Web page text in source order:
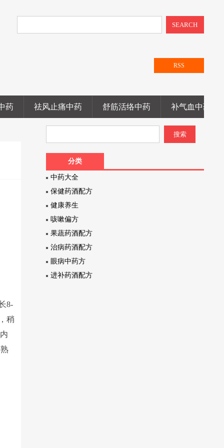
SEARCH
RSS
药 祛风止痛中药 舒筋活络中药 补气血中药
8-
稍
分类
中药大全
保健药酒配方
健康养生
咳嗽偏方
果蔬药酒配方
治病药酒配方
眼病中药方
进补药酒配方